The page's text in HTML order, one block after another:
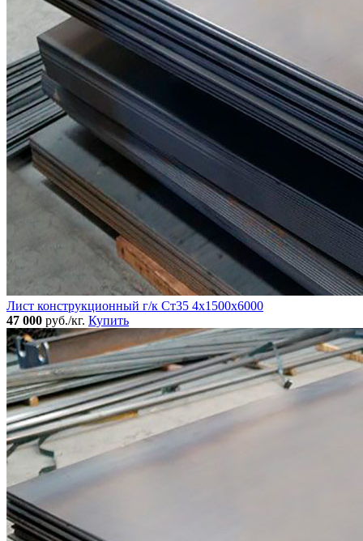
Лист конструкционный г/к Ст35 4х1500х6000
47 000 руб./кг. Купить